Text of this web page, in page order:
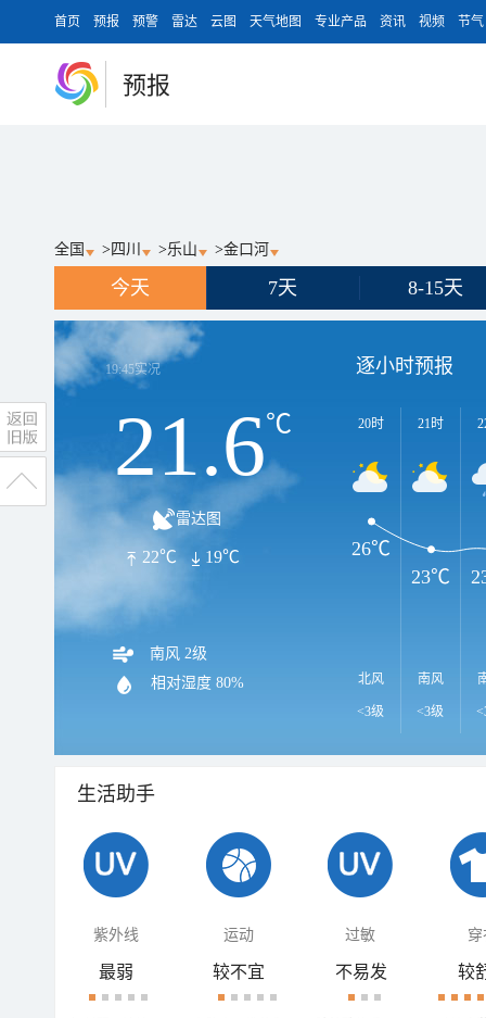
首页 预报 预警 雷达 云图 天气地图 专业产品 资讯 视频 节气
预报
全国 > 四川 >乐山 >金口河
今天 7天 8-15天
19:45实况
21.6℃
雷达图
22℃ 19℃
南风 2级
相对湿度 80%
逐小时预报
20时
北风
<3级
21时
南风
<3级
26℃
23℃
生活助手
紫外线 运动 过敏 穿
最弱 较不宜 不易发 较